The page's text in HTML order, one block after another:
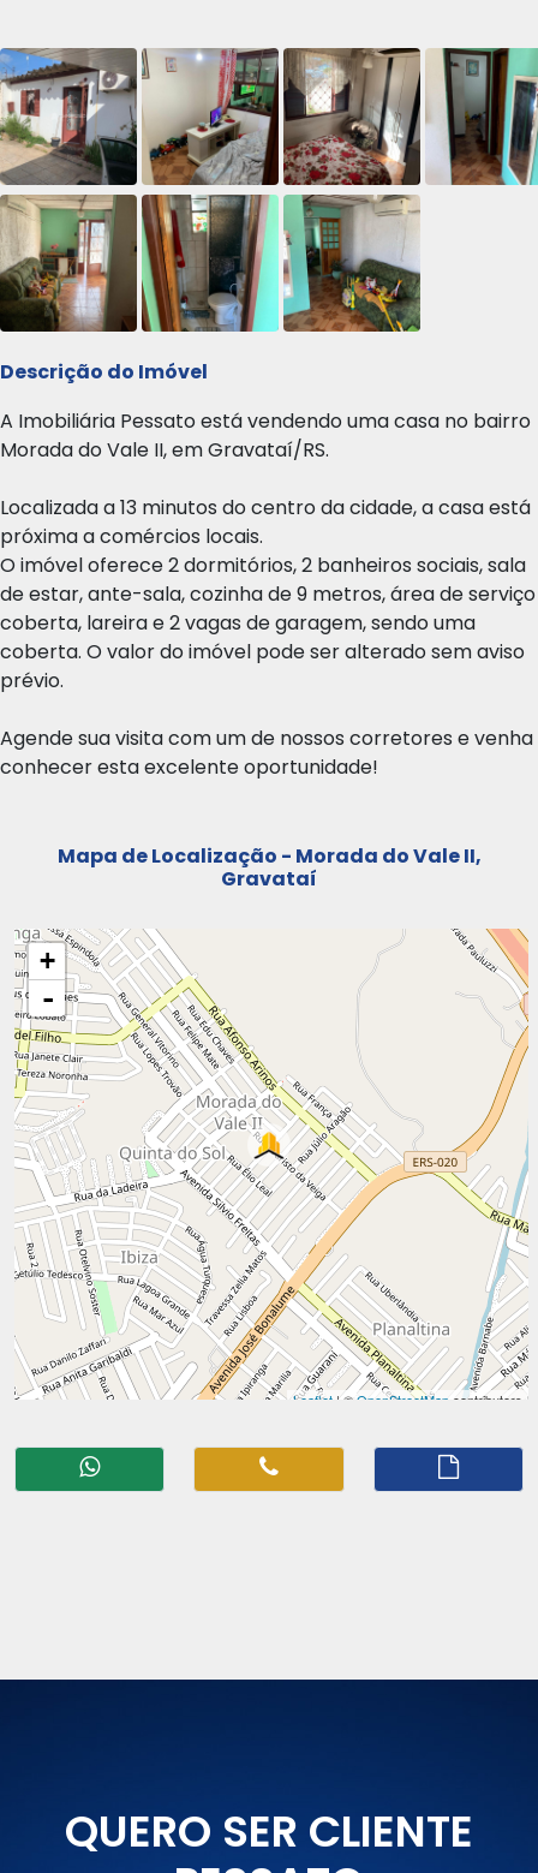
Descrição do Imóvel
A Imobiliária Pessato está vendendo uma casa no bairro
Morada do Vale II, em Gravataí/RS.
Localizada a 13 minutos do centro da cidade, a casa está
próxima a comércios locais.
O imóvel oferece 2 dormitórios, 2 banheiros sociais, sala
de estar, ante-sala, cozinha de 9 metros, área de serviço
coberta, lareira e 2 vagas de garagem, sendo uma
coberta. O valor do imóvel pode ser alterado sem aviso
prévio.
Agende sua visita com um de nossos corretores e venha
conhecer esta excelente oportunidade!
Mapa de Localização - Morada do Vale II,
Gravataí
QUERO SER CLIENTE